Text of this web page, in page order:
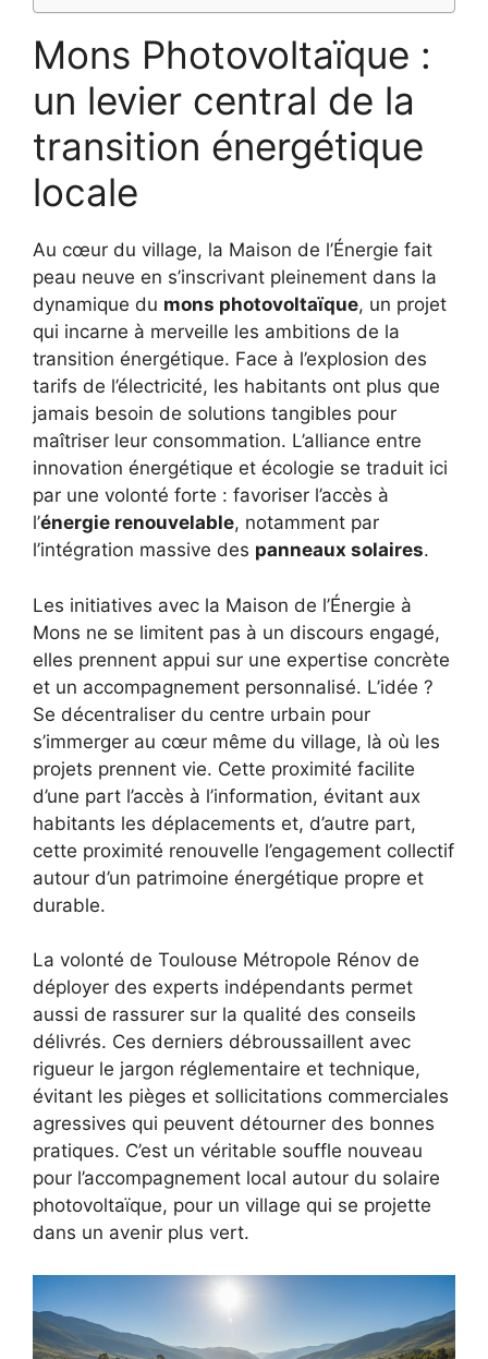
Mons Photovoltaïque :
un levier central de la
transition énergétique
locale
Au cœur du village, la Maison de l’Énergie fait
peau neuve en s’inscrivant pleinement dans la
dynamique du mons photovoltaïque, un projet
qui incarne à merveille les ambitions de la
transition énergétique. Face à l’explosion des
tarifs de l’électricité, les habitants ont plus que
jamais besoin de solutions tangibles pour
maîtriser leur consommation. L’alliance entre
innovation énergétique et écologie se traduit ici
par une volonté forte : favoriser l’accès à
l’énergie renouvelable, notamment par
l’intégration massive des panneaux solaires.
Les initiatives avec la Maison de l’Énergie à
Mons ne se limitent pas à un discours engagé,
elles prennent appui sur une expertise concrète
et un accompagnement personnalisé. L’idée ?
Se décentraliser du centre urbain pour
s’immerger au cœur même du village, là où les
projets prennent vie. Cette proximité facilite
d’une part l’accès à l’information, évitant aux
habitants les déplacements et, d’autre part,
cette proximité renouvelle l’engagement collectif
autour d’un patrimoine énergétique propre et
durable.
La volonté de Toulouse Métropole Rénov de
déployer des experts indépendants permet
aussi de rassurer sur la qualité des conseils
délivrés. Ces derniers débroussaillent avec
rigueur le jargon réglementaire et technique,
évitant les pièges et sollicitations commerciales
agressives qui peuvent détourner des bonnes
pratiques. C’est un véritable souffle nouveau
pour l’accompagnement local autour du solaire
photovoltaïque, pour un village qui se projette
dans un avenir plus vert.